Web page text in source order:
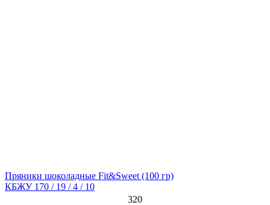
Пряники шоколадные Fit&Sweet (100 гр)
КБЖУ 170 / 19 / 4 / 10
320